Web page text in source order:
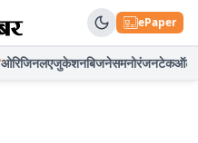
ePaper
ओरिजिनलएजुकेशनबिजनेसमनोरंजनटेकऑटो